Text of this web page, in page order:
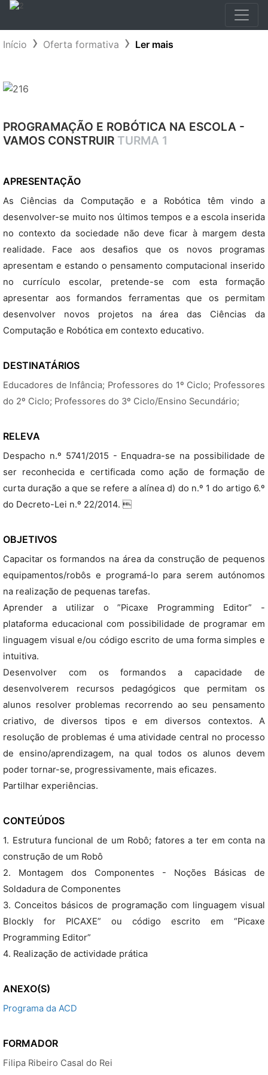
Início Oferta formativa Ler mais
PROGRAMAÇÃO E ROBÓTICA NA ESCOLA -
VAMOS CONSTRUIR TURMA 1
APRESENTAÇÃO
As Ciências da Computação e a Robótica têm vindo a
desenvolver-se muito nos últimos tempos e a escola inserida
no contexto da sociedade não deve ficar à margem desta
realidade. Face aos desafios que os novos programas
apresentam e estando o pensamento computacional inserido
no currículo escolar, pretende-se com esta formação
apresentar aos formandos ferramentas que os permitam
desenvolver novos projetos na área das Ciências da
Computação e Robótica em contexto educativo.
DESTINATÁRIOS
Educadores de Infância; Professores do 1º Ciclo; Professores
do 2º Ciclo; Professores do 3º Ciclo/Ensino Secundário;
RELEVA
Despacho n.º 5741/2015 - Enquadra-se na possibilidade de
ser reconhecida e certificada como ação de formação de
curta duração a que se refere a alínea d) do n.º 1 do artigo 6.º
do Decreto-Lei n.º 22/2014. 
OBJETIVOS
Capacitar os formandos na área da construção de pequenos
equipamentos/robôs e programá-lo para serem autónomos
na realização de pequenas tarefas.
Aprender a utilizar o ”Picaxe Programming Editor” -
plataforma educacional com possibilidade de programar em
linguagem visual e/ou código escrito de uma forma simples e
intuitiva.
Desenvolver com os formandos a capacidade de
desenvolverem recursos pedagógicos que permitam os
alunos resolver problemas recorrendo ao seu pensamento
criativo, de diversos tipos e em diversos contextos. A
resolução de problemas é uma atividade central no processo
de ensino/aprendizagem, na qual todos os alunos devem
poder tornar-se, progressivamente, mais eficazes.
Partilhar experiências.
CONTEÚDOS
1. Estrutura funcional de um Robô; fatores a ter em conta na
construção de um Robô
2. Montagem dos Componentes - Noções Básicas de
Soldadura de Componentes
3. Conceitos básicos de programação com linguagem visual
Blockly for PICAXE” ou código escrito em “Picaxe
Programming Editor”
4. Realização de actividade prática
ANEXO(S)
Programa da ACD
FORMADOR
Filipa Ribeiro Casal do Rei